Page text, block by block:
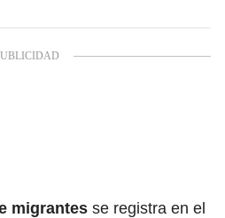
migrantes se registra en el